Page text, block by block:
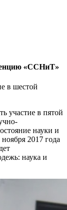
«ССНиТ»
в шестой
участие в пятой
науки и
2017 года
наука и